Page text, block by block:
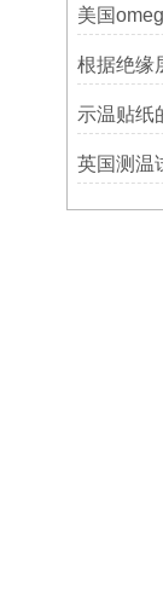
美国
根据绝缘
英国测温